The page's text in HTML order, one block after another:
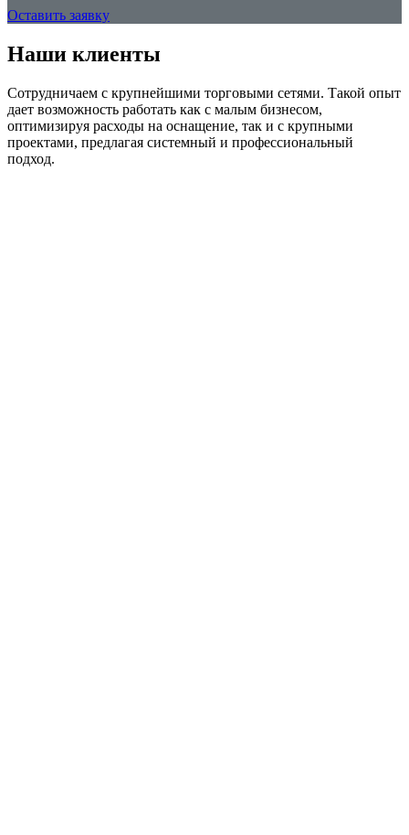
Оставить заявку
Наши клиенты
Сотрудничаем с крупнейшими торговыми сетями. Такой опыт
дает возможность работать как с малым бизнесом,
оптимизируя расходы на оснащение, так и с крупными
проектами, предлагая системный и профессиональный
подход.